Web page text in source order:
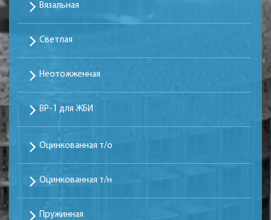
Вязальная
Светлая
Неотожженная
ВР-1 для ЖБИ
Оцинкованная т/о
Оцинкованная т/н
Пружинная